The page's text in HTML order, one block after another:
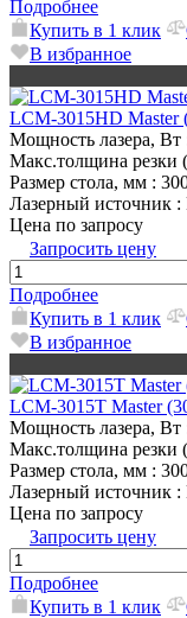
Подробнее
Купить в 1 клик
В избранное
LCM-3015HD Master
Мощность лазера, Вт
Макс.толщина резки
Размер стола, мм :
Лазерный источник :
Цена по запросу
Запросить цену
Подробнее
Купить в 1 клик
В избранное
LCM-3015T Master
Мощность лазера, Вт
Макс.толщина резки
Размер стола, мм :
Лазерный источник :
Цена по запросу
Запросить цену
Подробнее
Купить в 1 клик